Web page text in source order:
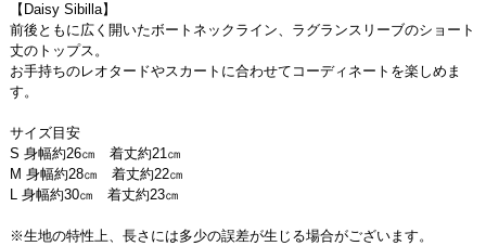
【Daisy Sibilla】
前後ともに広く開いたボートネックライン、ラグランスリーブのショート
丈のトップス。
お手持ちのレオタードやスカートに合わせてコーディネートを楽しめま
す。
サイズ目安
S 身幅約26㎝ 着丈約21㎝
M 身幅約28㎝ 着丈約22㎝
L 身幅約30㎝ 着丈約23㎝
※生地の特性上、長さには多少の誤差が生じる場合がございます。